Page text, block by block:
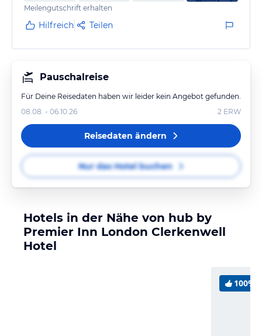
Meilengutschrift erhalten
Hilfreich Teilen
Pauschalreise
Für Deine Reisedaten haben wir leider kein Angebot gefunden.
08.08. - 06.10.26
2 ERW
Reisedaten ändern
Nur das Hotel buchen
Hotels in der Nähe von hub by
Premier Inn London Clerkenwell
Hotel
100%